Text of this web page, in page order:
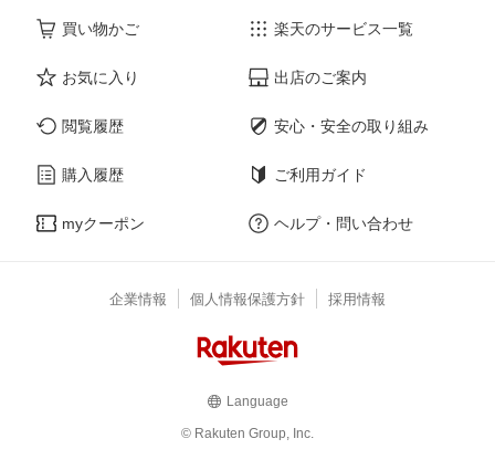
買い物かご
お気に入り
閲覧履歴
購入履歴
myクーポン
楽天のサービス一覧
出店のご案内
安心・安全の取り組み
ご利用ガイド
ヘルプ・問い合わせ
企業情報 個人情報保護方針 採用情報
Language
© Rakuten Group, Inc.